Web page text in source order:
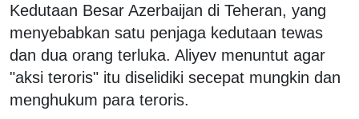
Kedutaan Besar Azerbaijan di Teheran, yang
menyebabkan satu penjaga kedutaan tewas
dan dua orang terluka. Aliyev menuntut agar
"aksi teroris" itu diselidiki secepat mungkin dan
menghukum para teroris.